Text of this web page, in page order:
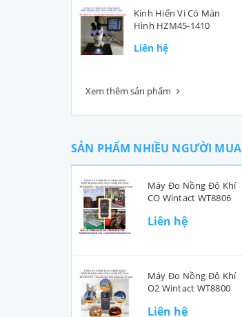
Kính Hiển Vi Có Màn
Hình HZM45-1410
Liên hệ
Xem thêm sản phẩm
SẢN PHẨM NHIỀU NGƯỜI MUA
Máy Đo Nồng Độ Khí
CO Wintact WT8806
Liên hệ
Máy Đo Nồng Độ Khí
O2 Wintact WT8800
Liên hệ